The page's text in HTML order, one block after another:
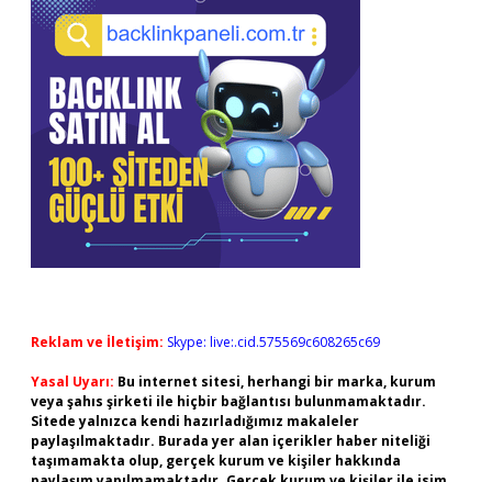
Reklam ve İletişim: Skype: live:.cid.575569c608265c69
Yasal Uyarı: Bu internet sitesi, herhangi bir marka, kurum
veya şahıs şirketi ile hiçbir bağlantısı bulunmamaktadır.
Sitede yalnızca kendi hazırladığımız makaleler
paylaşılmaktadır. Burada yer alan içerikler haber niteliği
taşımamakta olup, gerçek kurum ve kişiler hakkında